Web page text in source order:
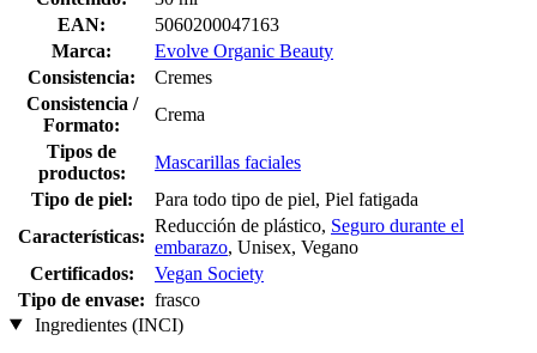
EAN:
5060200047163
Marca:
Evolve Organic Beauty
Consistencia:
Cremes
Consistencia /
Formato:
Crema
Tipos de
productos:
Mascarillas faciales
Tipo de piel:
Para todo tipo de piel, Piel fatigada
Características:
Reducción de plástico, Seguro durante el
embarazo, Unisex, Vegano
Certificados:
Vegan Society
Tipo de envase: frasco
Ingredientes (INCI)